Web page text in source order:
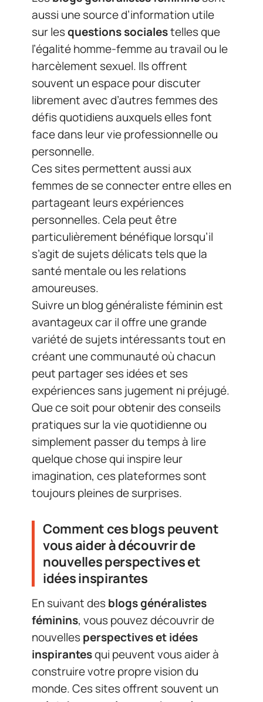
aussi une source d’information utile
sur lesquestions socialestelles que
l’égalité homme-femme au travail ou le
harcèlement sexuel. Ils offrent
souvent un espace pour discuter
librement avec d’autres femmes des
défis quotidiens auxquels elles font
face dans leur vie professionnelle ou
personnelle.
Ces sites permettent aussi aux
femmes de se connecter entre elles en
partageant leurs expériences
personnelles. Cela peut être
particulièrement bénéfique lorsqu’il
s’agit de sujets délicats tels que la
santé mentale ou les relations
amoureuses.
Suivre un blog généraliste féminin est
avantageux car il offre une grande
variété de sujets intéressants tout en
créant une communauté où chacun
peut partager ses idées et ses
expériences sans jugement ni préjugé.
Que ce soit pour obtenir des conseils
pratiques sur la vie quotidienne ou
simplement passer du temps à lire
quelque chose qui inspire leur
imagination, ces plateformes sont
toujours pleines de surprises.
Comment ces blogs peuvent
vous aider à découvrir de
nouvelles perspectives et
idées inspirantes
En suivant desblogs généralistes
féminins, vous pouvez découvrir de
nouvellesperspectives et idées
inspirantesqui peuvent vous aider à
construire votre propre vision du
monde. Ces sites offrent souvent un